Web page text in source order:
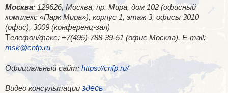
Москва: 129626, Москва, пр. Мира, дом 102 (офисный
комплекс «Парк Мира»), корпус 1, этаж 3, офисы 3010
(офис), 3009 (конференц-зал)
Телефон/факс: +7(495)-788-39-51 (офис Москва). E-mail:
msk@cnfp.ru
Официальный сайт: https://cnfp.ru/
Видео консультации здесь